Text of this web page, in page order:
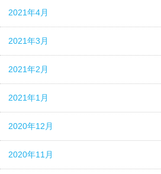
2021年4月
2021年3月
2021年2月
2021年1月
2020年12月
2020年11月